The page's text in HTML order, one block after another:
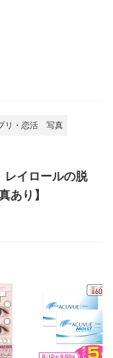
リ・恋活 写真
レイロールの脱
あり】